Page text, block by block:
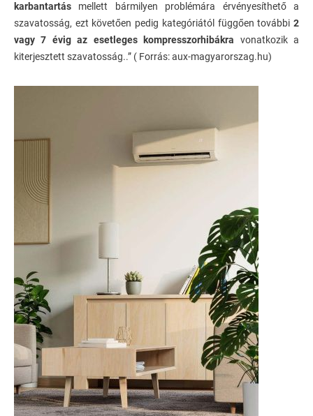
karbantartás mellett bármilyen problémára érvényesíthető a
szavatosság, ezt követően pedig kategóriától függően további 2
vagy 7 évig az esetleges kompresszorhibákra vonatkozik a
kiterjesztett szavatosság..” ( Forrás: aux-magyarorszag.hu)